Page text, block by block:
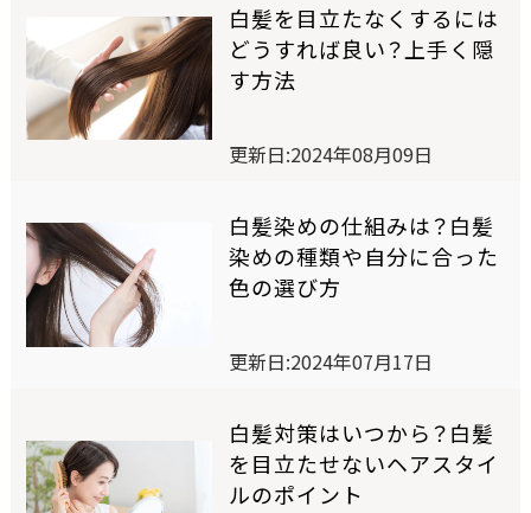
おすすめアイテム診断
スペシャルコンテンツ
SELF COLORING STUDIO
セルフカラーリングスタジオ
SELF COLOR NAVI
English 簡体中文
白髪を目立たなくするには
どうすれば良い？上手く隠
す方法
更新日:2024年08月09日
白髪染めの仕組みは？白髪
染めの種類や自分に合った
色の選び方
更新日:2024年07月17日
白髪対策はいつから？白髪
を目立たせないヘアスタイ
ルのポイント